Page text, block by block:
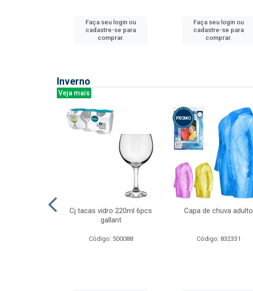
Faça seu login ou
cadastre-se para
comprar.
Faça seu login ou
cadastre-se para
comprar.
Inverno
Veja mais
Cj tacas vidro 220ml 6pcs
gallant
Código: 500088
Capa de chuva adulto
Código: 832331